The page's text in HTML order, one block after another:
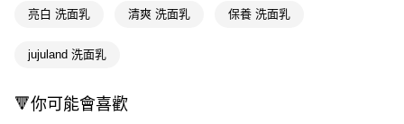
１．簡單：不需註冊會員、不需綁卡、不需儲值。
３．安心：先確認商品／服務後，再付款。
１．於結帳方式選擇「AFTEE先享後付」後，將跳轉至「AFTEE先享後付」
結帳頁面，進行簡訊認證並確認金額後，即可完成結帳。
運送方式
全家取貨付款
付款後全家取貨
亮白 洗面乳 清爽 洗面乳 保養 洗面乳
jujuland 洗面乳
🔻你可能會喜歡